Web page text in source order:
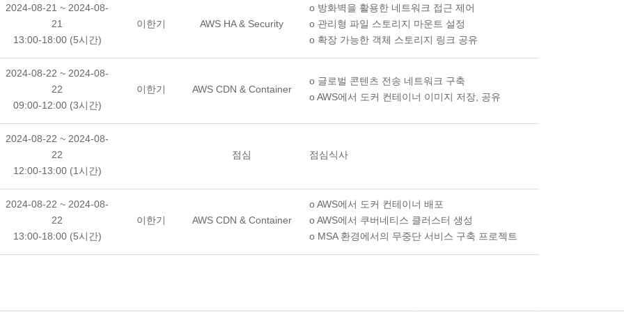
2024-08-21 ~ 2024-08-
21
13:00-18:00 (5시간)
이한기 AWS HA & Security
o 방화벽을 활용한 네트워크 접근 제어
o 관리형 파일 스토리지 마운트 설정
o 확장 가능한 객체 스토리지 링크 공유
2024-08-22 ~ 2024-08-
22
09:00-12:00 (3시간)
이한기 AWS CDN & Container
o 글로벌 콘텐츠 전송 네트워크 구축
o AWS에서 도커 컨테이너 이미지 저장, 공유
2024-08-22 ~ 2024-08-
22
12:00-13:00 (1시간)
점심 점심식사
2024-08-22 ~ 2024-08-
22
13:00-18:00 (5시간)
이한기 AWS CDN & Container
o AWS에서 도커 컨테이너 배포
o AWS에서 쿠버네티스 클러스터 생성
o MSA 환경에서의 무중단 서비스 구축 프로젝트